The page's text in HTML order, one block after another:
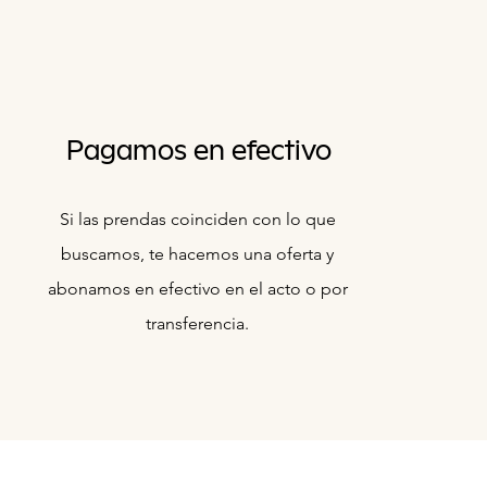
Pagamos en efectivo
Si las prendas coinciden con lo que
buscamos, te hacemos una oferta y
abonamos en efectivo en el acto o por
transferencia.